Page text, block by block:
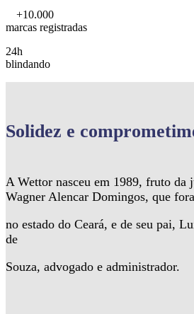
+10.000
marcas registradas
24h
blindando
Solidez e
A Wettor nasceu em 1989, fruto da
Wagner Alencar Domingos, que
no estado do Ceará, e de seu pai,
de
Souza, advogado e administrador.